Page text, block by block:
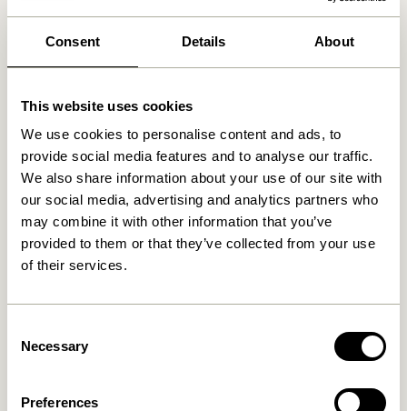
Consent Details About
This website uses cookies
We use cookies to personalise content and ads, to
provide social media features and to analyse our traffic.
We also share information about your use of our site with
our social media, advertising and analytics partners who
may combine it with other information that you’ve
provided to them or that they’ve collected from your use
of their services.
Selection
Necessary
Preferences